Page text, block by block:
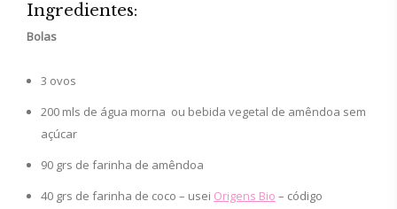
Ingredientes:
Bolas
3 ovos
200 mls de água morna ou bebida vegetal de amêndoa sem
açúcar
90 grs de farinha de amêndoa
40 grs de farinha de coco – usei Origens Bio – código